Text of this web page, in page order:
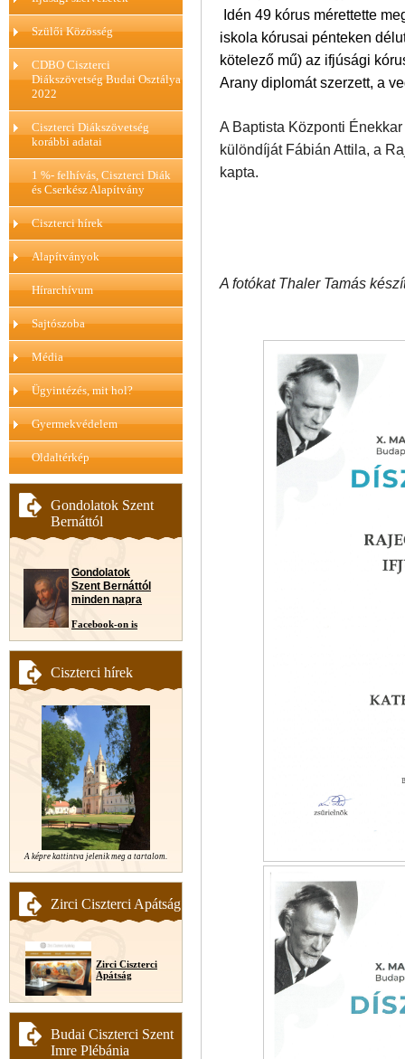
Szülői Közösség
CDBO Ciszterci
Diákszövetség Budai Osztálya
2022
Ciszterci Diákszövetség
korábbi adatai
1 %- felhívás, Ciszterci Diák
és Cserkész Alapítvány
Ciszterci hírek
Alapítványok
Hírarchívum
Sajtószoba
Média
Ügyintézés, mit hol?
Gyermekvédelem
Oldaltérkép
Gondolatok Szent
Bernáttól
Gondolatok
Szent Bernáttól
minden napra
Facebook-on is
Ciszterci hírek
A képre kattintva jelenik meg a tartalom.
Zirci Ciszterci Apátság
Zirci Ciszterci
Apátság
Budai Ciszterci Szent
Imre Plébánia
Idén 49 kórus mérettette
iskola kórusai pénteken
kötelező mű) az ifjúsági
Arany diplomát szerzett, a
A Baptista Központi
különdíját Fábián Attila, a
kapta.
A fotókat Thaler Tamás